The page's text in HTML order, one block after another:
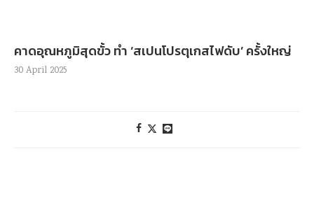
คาดอุณหภูมิสุดขั้ว ทำ ‘สเปนโปรตุเกสไฟดับ’ ครั้งใหญ่
30 April 2025